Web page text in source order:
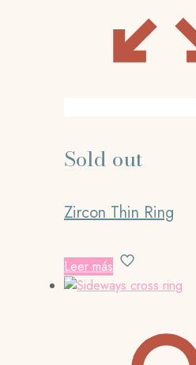
Sold out
Zircon Thin Ring
Leer más